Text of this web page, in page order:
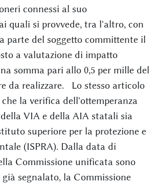
connessi al suo
quali si provvede, tra l'altro, con
parte del soggetto committente il
a valutazione di impatto
somma pari allo 0,5 per mille del
da realizzare. Lo stesso articolo
la verifica dell'ottemperanza
VIA e della AIA statali sia
superiore per la protezione e
(ISPRA). Dalla data di
Commissione unificata sono
già segnalato, la Commissione